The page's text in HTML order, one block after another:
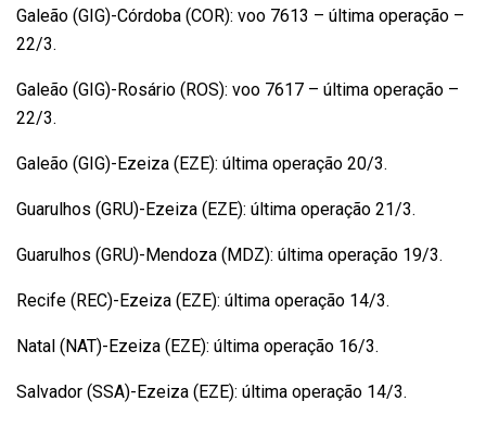
Galeão (GIG)-Córdoba (COR): voo 7613 – última operação –
22/3.
Galeão (GIG)-Rosário (ROS): voo 7617 – última operação –
22/3.
Galeão (GIG)-Ezeiza (EZE): última operação 20/3.
Guarulhos (GRU)-Ezeiza (EZE): última operação 21/3.
Guarulhos (GRU)-Mendoza (MDZ): última operação 19/3.
Recife (REC)-Ezeiza (EZE): última operação 14/3.
Natal (NAT)-Ezeiza (EZE): última operação 16/3.
Salvador (SSA)-Ezeiza (EZE): última operação 14/3.